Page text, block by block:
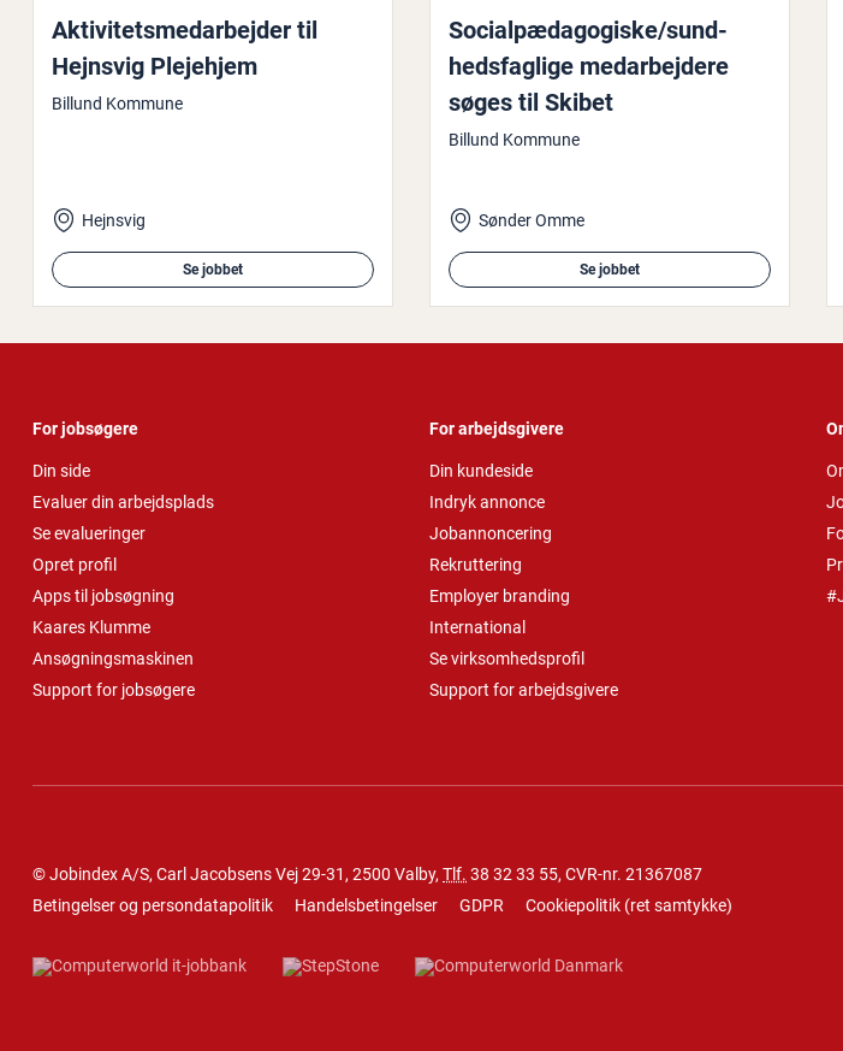
Ak­ti­vi­tets­me­d­ar­bej­der til
Hejnsvig Plejehjem
Billund Kommune
Hejnsvig
Se jobbet
So­ci­al­pæ­da­go­gi­ske/sund­
heds­fag­li­ge me­d­ar­bej­de­re
søges til Skibet
Billund Kommune
Sønder Omme
Se jobbet
For jobsøgere
Din side
Evaluer din arbejdsplads
Se evalueringer
Opret profil
Apps til jobsøgning
Kaares Klumme
Ansøgningsmaskinen
Support for jobsøgere
For arbejdsgivere
Din kundeside
Indryk annonce
Jobannoncering
Rekruttering
Employer branding
International
Se virksomhedsprofil
Support for arbejdsgivere
© Jobindex A/S, Carl Jacobsens Vej 29-31, 2500 Valby, Tlf. 38 32 33 55, CVR-nr. 21367087
Betingelser og persondatapolitik
Handelsbetingelser GDPR Cookiepolitik (ret samtykke)